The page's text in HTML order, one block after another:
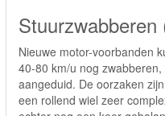
Stuurzwabberen
Nieuwe motor-voorbanden
40-80 km/u nog
aangeduid. De oorzaken
een rollend wiel zeer